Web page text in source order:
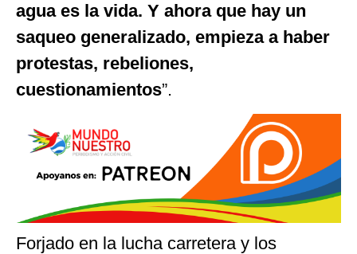
agua es la vida. Y ahora que hay un
saqueo generalizado, empieza a haber
protestas, rebeliones,
cuestionamientos”.
Forjado en la lucha carretera y los